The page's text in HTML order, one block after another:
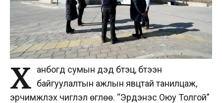
Х анбогд сумын дэд бүтэц, бүтээн
байгуулалтын ажлын явцтай танилцаж,
эрчимжүүлэх чиглэл өглөө. “Эрдэнэс Оюу Толгой”